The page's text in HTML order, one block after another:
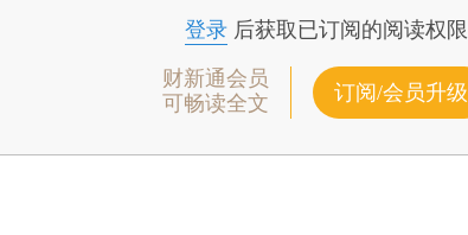
登录后获取已订阅的阅读权限
财新通会员
可畅读全文
订阅/会员升级